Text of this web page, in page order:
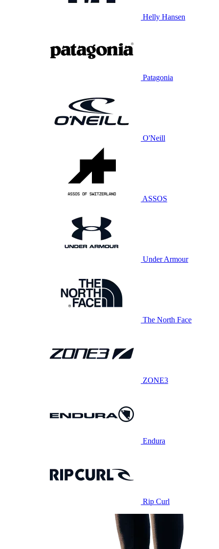
Helly Hansen
Patagonia
O'Neill
ASSOS
Under Armour
The North Face
ZONE3
Endura
Rip Curl